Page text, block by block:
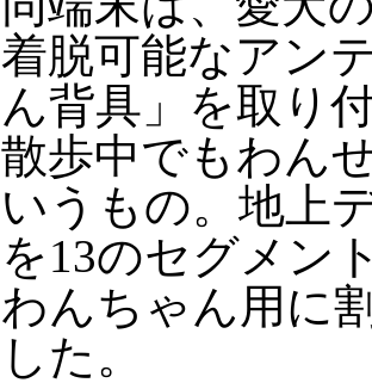
着脱可能なアン
ん背具」を取り
散歩中でもわん
いうもの。地上
を13のセグメン
わんちゃん用に
した。